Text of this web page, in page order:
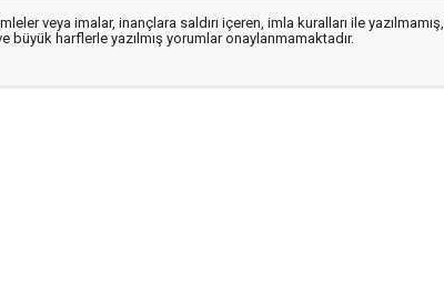
veya imalar, inançlara saldırı içeren, imla kuralları ile yazılmamış,
büyük harflerle yazılmış yorumlar onaylanmamaktadır.